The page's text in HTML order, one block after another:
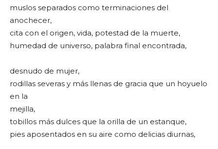
muslos separados como terminaciones del
anochecer,
cita con el origen, vida, potestad de la muerte,
humedad de universo, palabra final encontrada,
desnudo de mujer,
rodillas severas y más llenas de gracia que un hoyuelo
en la
mejilla,
tobillos más dulces que la orilla de un estanque,
pies aposentados en su aire como delicias diurnas,